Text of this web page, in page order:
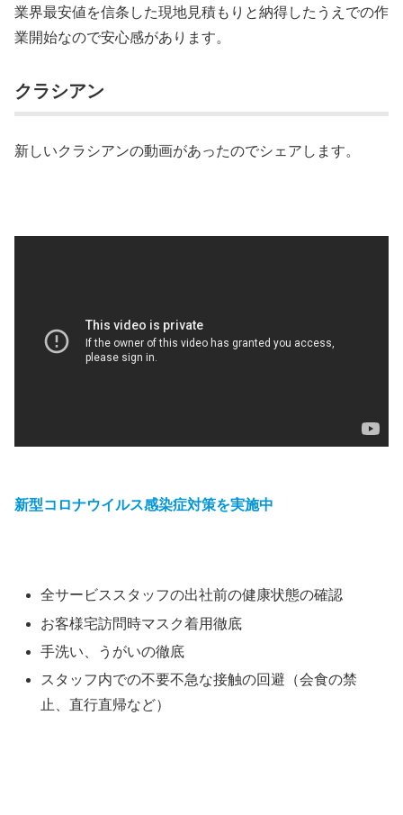
業界最安値を信条した現地見積もりと納得したうえでの作
業開始なので安心感があります。
クラシアン
新しいクラシアンの動画があったのでシェアします。
新型コロナウイルス感染症対策を実施中
全サービススタッフの出社前の健康状態の確認
お客様宅訪問時マスク着用徹底
手洗い、うがいの徹底
スタッフ内での不要不急な接触の回避（会食の禁
止、直行直帰など）